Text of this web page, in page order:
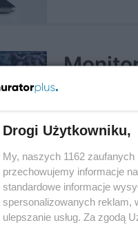
Drogi Użytkowniku,
My, naszych 1162
przechowujemy informacje
standardowe informacje
spersonalizowanych reklam,
ulepszanie usług. Za zgodą